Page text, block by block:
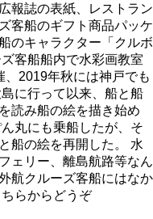
報誌の表紙、レストラン
客船のギフト商品パッケ
のキャラクター「クルボ
客船船内で水彩画教室
2019年秋には神戸でも
に行って以来、船と船
読み船の絵を描き始め
丸にも乗船したが、そ
船の絵を再開した。 水
ェリー、離島航路等なん
航クルーズ客船にはなか
らからどうぞ